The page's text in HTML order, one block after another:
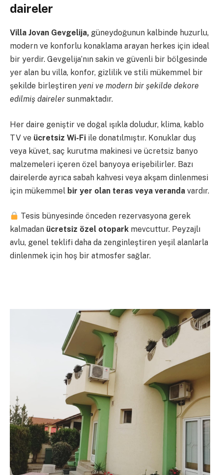
daireler
Villa Jovan Gevgelija, güneydoğunun kalbinde huzurlu,
modern ve konforlu konaklama arayan herkes için ideal
bir yerdir. Gevgelija’nın sakin ve güvenli bir bölgesinde
yer alan bu villa, konfor, gizlilik ve stili mükemmel bir
şekilde birleştiren yeni ve modern bir şekilde dekore
edilmiş daireler sunmaktadır.
Her daire geniştir ve doğal ışıkla doludur, klima, kablo
TV ve ücretsiz Wi-Fi ile donatılmıştır. Konuklar duş
veya küvet, saç kurutma makinesi ve ücretsiz banyo
malzemeleri içeren özel banyoya erişebilirler. Bazı
dairelerde ayrıca sabah kahvesi veya akşam dinlenmesi
için mükemmel bir yer olan teras veya veranda vardır.
Tesis bünyesinde önceden rezervasyona gerek
kalmadan ücretsiz özel otopark mevcuttur. Peyzajlı
avlu, genel teklifi daha da zenginleştiren yeşil alanlarla
dinlenmek için hoş bir atmosfer sağlar.